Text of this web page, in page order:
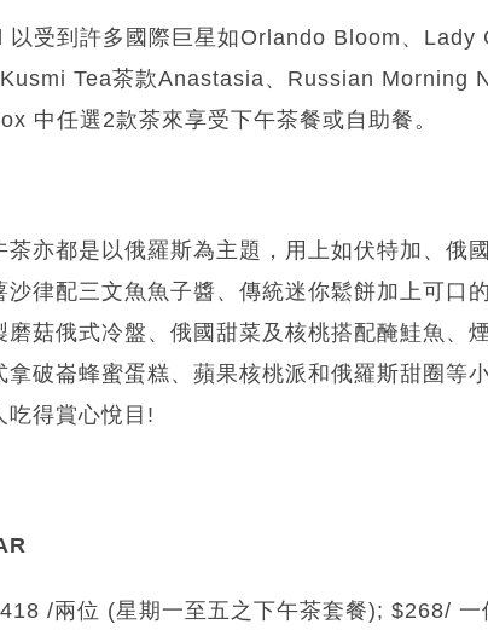
以受到許多國際巨星如Orlando Bloom、Lady
Tea茶款Anastasia、Russian Morning
中任選2款茶來享受下午茶餐或自助餐。
茶亦都是以俄羅斯為主題，用上如伏特加、俄
沙律配三文魚魚子醬、傳統迷你鬆餅加上可口
磨菇俄式冷盤、俄國甜菜及核桃搭配醃鮭魚、
拿破崙蜂蜜蛋糕、蘋果核桃派和俄羅斯甜圈等
吃得賞心悅目!
/兩位 (星期一至五之下午茶套餐); $268/ 一